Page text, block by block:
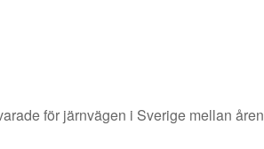
för järnvägen i Sverige mellan åren